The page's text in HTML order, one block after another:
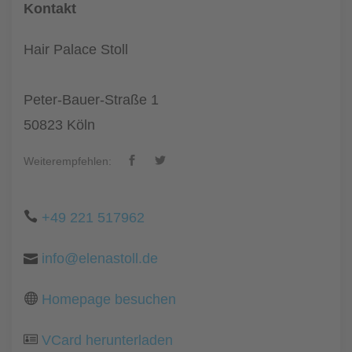
Kontakt
Hair Palace Stoll
Peter-Bauer-Straße 1
50823 Köln
Weiterempfehlen:
+49 221 517962
info@elenastoll.de
Homepage besuchen
VCard herunterladen